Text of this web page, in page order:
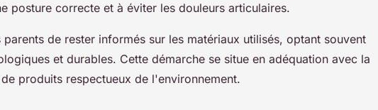
posture correcte et à éviter les douleurs articulaires.
de rester informés sur les matériaux utilisés, optant souvent
et durables. Cette démarche se situe en adéquation avec la
produits respectueux de l'environnement.